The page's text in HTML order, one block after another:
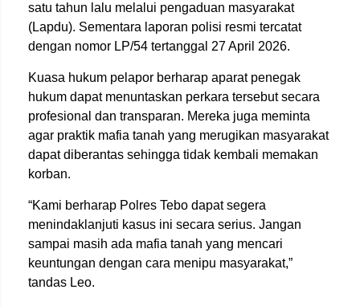
satu tahun lalu melalui pengaduan masyarakat
(Lapdu). Sementara laporan polisi resmi tercatat
dengan nomor LP/54 tertanggal 27 April 2026.
Kuasa hukum pelapor berharap aparat penegak
hukum dapat menuntaskan perkara tersebut secara
profesional dan transparan. Mereka juga meminta
agar praktik mafia tanah yang merugikan masyarakat
dapat diberantas sehingga tidak kembali memakan
korban.
“Kami berharap Polres Tebo dapat segera
menindaklanjuti kasus ini secara serius. Jangan
sampai masih ada mafia tanah yang mencari
keuntungan dengan cara menipu masyarakat,”
tandas Leo.